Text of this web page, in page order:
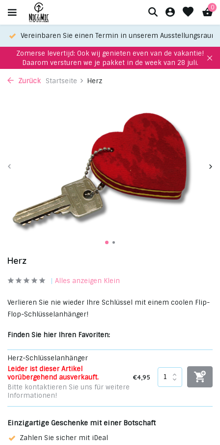
0
Vereinbaren Sie einen Termin in unserem Ausstellungsraum
Zomerse levertijd: Ook wij genieten even van de vakantie!
Daarom versturen we je pakket in de week van 28 juli.
Zurück Startseite Herz
Herz
Alles anzeigen Klein
Verlieren Sie nie wieder Ihre Schlüssel mit einem coolen Flip-
Flop-Schlüsselanhänger!
Finden Sie hier Ihren Favoriten:
Herz-Schlüsselanhänger
Leider ist dieser Artikel
vorübergehend ausverkauft.
Bitte kontaktieren Sie uns für weitere
Informationen!
€4,95
Einzigartige Geschenke mit einer Botschaft
Zahlen Sie sicher mit iDeal